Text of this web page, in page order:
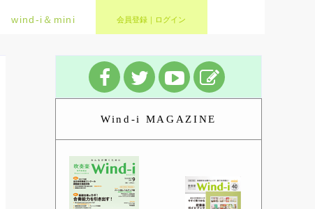
wind-i＆mini 会員登録｜ログイン
Wind-i MAGAZINE